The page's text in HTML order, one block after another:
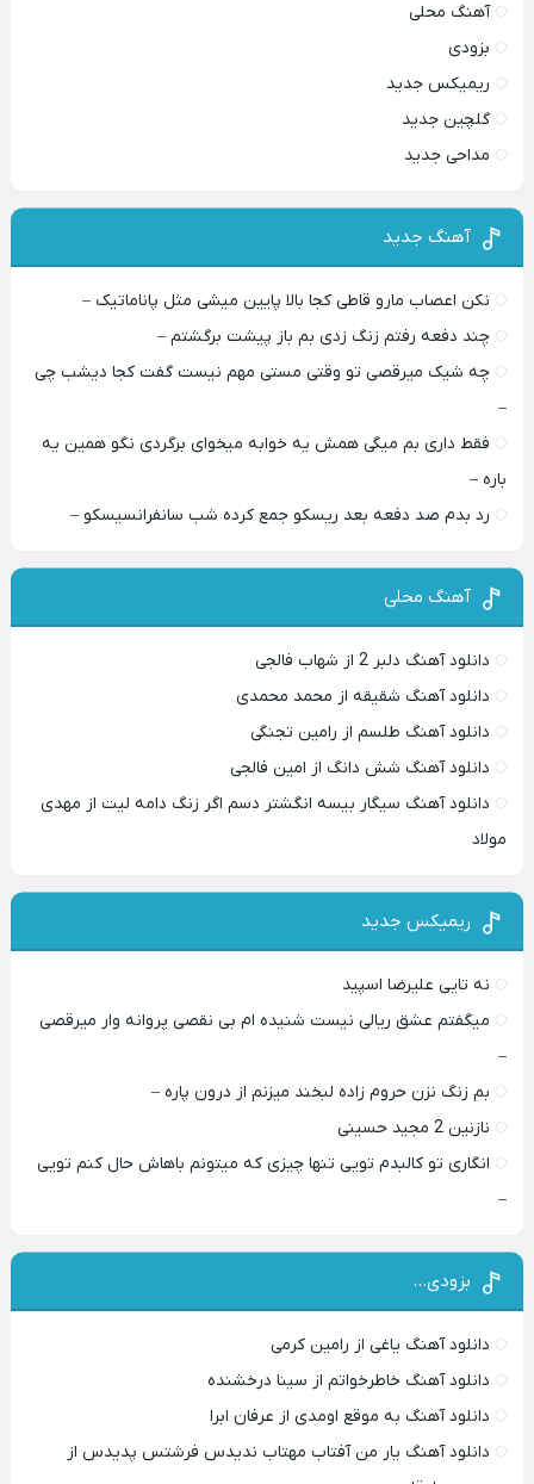
آهنگ محلی
بزودی
ریمیکس جدید
گلچین جدید
مداحی جدید
آهنگ جدید
نکن اعصاب مارو قاطی کجا بالا پایین میشی مثل پاناماتیک –
چند دفعه رفتم زنگ زدی بم باز پیشت برگشتم –
چه شیک میرقصی تو وقتی مستی مهم نیست گفت کجا دیشب چی
–
فقط داری بم میگی همش یه خوابه میخوای برگردی نگو همین یه
باره –
رد بدم صد دفعه بعد ریسکو جمع کرده شب سانفرانسیسکو –
آهنگ محلی
دانلود آهنگ دلبر 2 از شهاب فالجی
دانلود آهنگ شقیقه از محمد محمدی
دانلود آهنگ طلسم از رامین تجنگی
دانلود آهنگ شش دانگ از امین فالجی
دانلود آهنگ سیگار بیسه انگشتر دسم اگر زنگ دامه لیت از مهدی
مولاد
ریمیکس جدید
نه تایی علیرضا اسپید
میگفتم عشق ریالی نیست شنیده ام بی نقصی پروانه وار میرقصی
–
بم زنگ نزن حروم زاده لبخند میزنم از درون پاره –
نازنین 2 مجید حسینی
انگاری تو کالبدم تویی تنها چیزی که میتونم باهاش حال کنم تویی
–
بزودی…
دانلود آهنگ یاغی از رامین کرمی
دانلود آهنگ خاطرخواتم از سینا درخشنده
دانلود آهنگ به موقع اومدی از عرفان ابرا
دانلود آهنگ یار من آفتاب مهتاب ندیدس فرشتس پدیدس از